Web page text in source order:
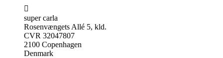

super carla
Rosenvængets Allé 5, kld.
CVR 32047807
2100 Copenhagen
Denmark